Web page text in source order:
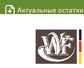
Актуальные остатки